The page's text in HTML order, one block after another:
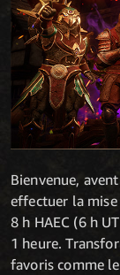
Bienvenue,
effectuer la
8 h HAEC (6 h
1 heure.
favoris comme